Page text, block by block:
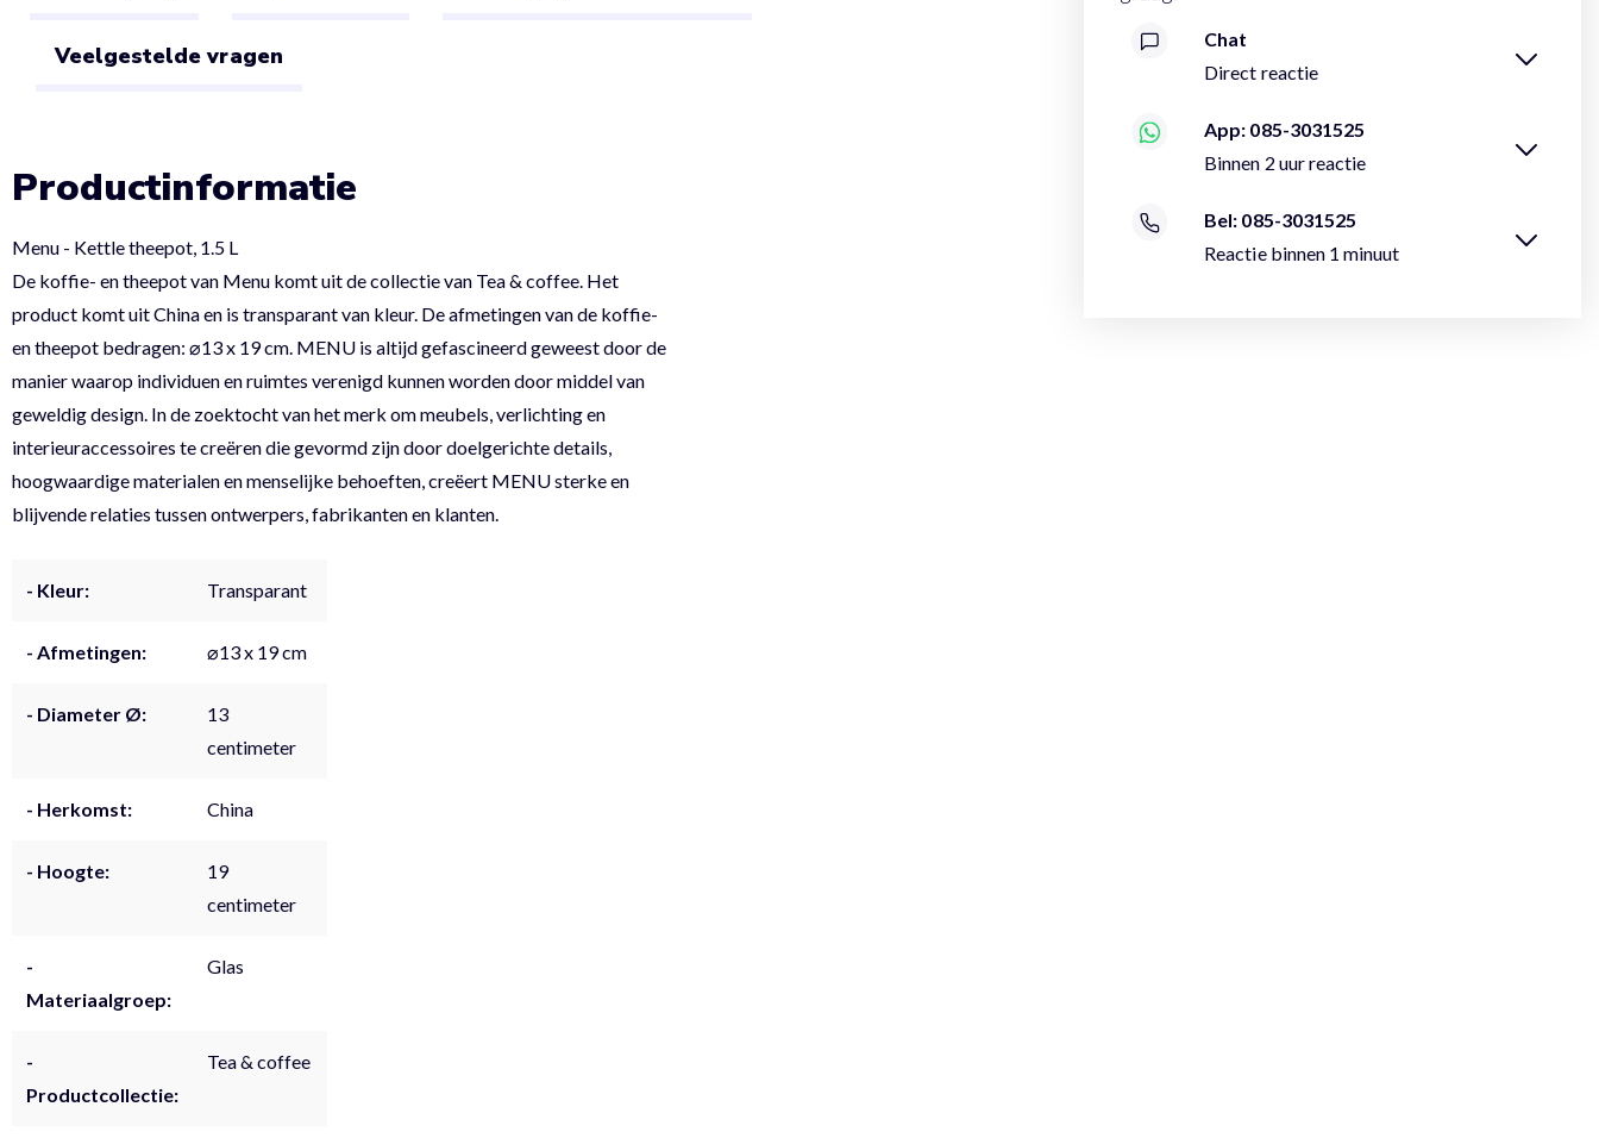
Veelgestelde vragen
Productinformatie
Menu - Kettle theepot, 1.5 L
De koffie- en theepot van Menu komt uit de collectie van Tea & coffee. Het
product komt uit China en is transparant van kleur. De afmetingen van de koffie-
en theepot bedragen: ⌀13 x 19 cm. MENU is altijd gefascineerd geweest door de
manier waarop individuen en ruimtes verenigd kunnen worden door middel van
geweldig design. In de zoektocht van het merk om meubels, verlichting en
interieuraccessoires te creëren die gevormd zijn door doelgerichte details,
hoogwaardige materialen en menselijke behoeften, creëert MENU sterke en
blijvende relaties tussen ontwerpers, fabrikanten en klanten.
- Kleur: Transparant
- Afmetingen: ⌀13 x 19 cm
- Diameter Ø:
13
centimeter
- Herkomst: China
- Hoogte:
19
centimeter
-
Materiaalgroep:
Glas
-
Productcollectie:
Tea & coffee
Chat
Direct reactie
App: 085-3031525
Binnen 2 uur reactie
Bel: 085-3031525
Reactie binnen 1 minuut